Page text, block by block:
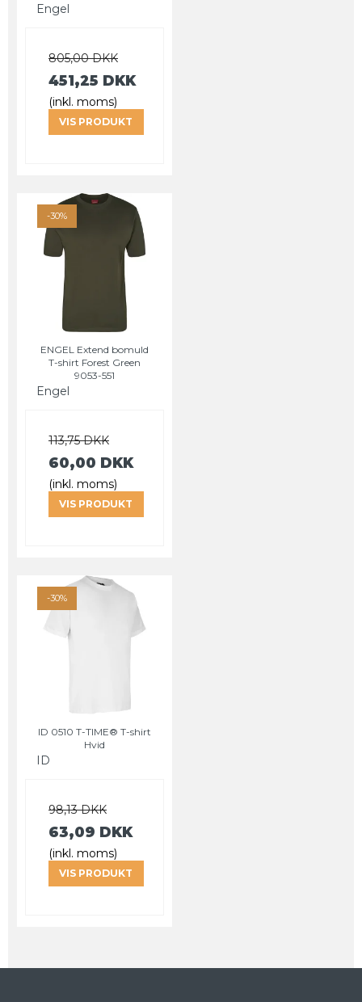
Engel
805,00 DKK
451,25 DKK
(inkl. moms)
VIS PRODUKT
-30%
ENGEL Extend bomuld
T-shirt Forest Green
9053-551
Engel
113,75 DKK
60,00 DKK
(inkl. moms)
VIS PRODUKT
-30%
ID 0510 T-TIME® T-shirt
Hvid
ID
98,13 DKK
63,09 DKK
(inkl. moms)
VIS PRODUKT